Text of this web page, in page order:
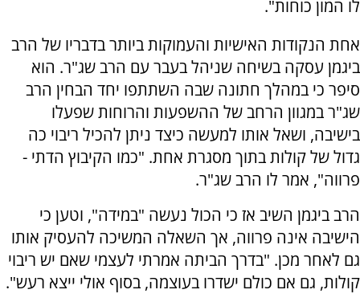
לו המון כוחות".
אחת הנקודות האישיות והעמוקות ביותר בדבריו של הרב
ביגמן עסקה בשיחה שניהל בעבר עם הרב שג"ר. הוא
סיפר כי במהלך חתונה שבה השתתפו יחד הבחין הרב
שג"ר במגוון הרחב של ההשפעות והרוחות שפעלו
בישיבה, ושאל אותו למעשה כיצד ניתן להכיל ריבוי כה
גדול של קולות בתוך מסגרת אחת. "כמו הקיבוץ הדתי -
פרווה", אמר לו הרב שג"ר.
הרב ביגמן השיב אז כי הכול נעשה "במידה", וטען כי
הישיבה אינה פרווה, אך השאלה המשיכה להעסיק אותו
גם לאחר מכן. "בדרך הביתה אמרתי לעצמי שאם יש ריבוי
קולות, גם אם כולם ישדרו בעוצמה, בסוף אולי ייצא רעש".